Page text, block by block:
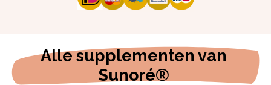
Alle supplementen van
Sunoré®